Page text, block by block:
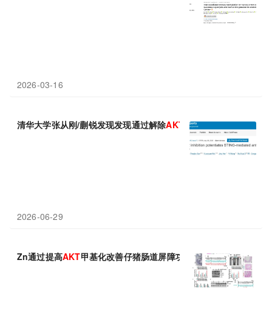
2026-03-16
清华大学张从刚/蒯锐发现发现通过解除AKT 1负调控与激活
2026-06-29
Zn通过提高AKT甲基化改善仔猪肠道屏障功能障碍方面取得新进展